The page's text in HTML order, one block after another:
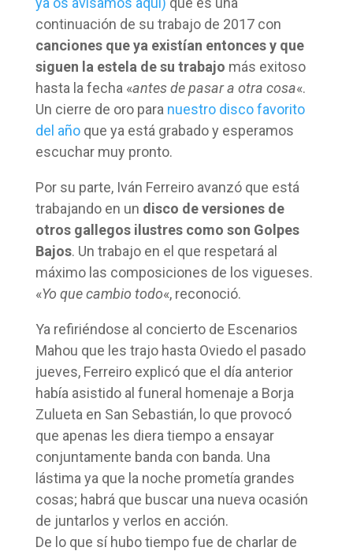
continuación de su trabajo de 2017 con
canciones que ya existían entonces y que
siguen la estela de su trabajo más exitoso
hasta la fecha «antes de pasar a otra cosa«.
Un cierre de oro para nuestro disco favorito
del añoque ya está grabado y esperamos
escuchar muy pronto.
Por su parte, Iván Ferreiro avanzó que está
trabajando en un disco de versiones de
otros gallegos ilustres como son Golpes
Bajos. Un trabajo en el que respetará al
máximo las composiciones de los vigueses.
«Yo que cambio todo«, reconoció.
Ya refiriéndose al concierto de Escenarios
Mahou que les trajo hasta Oviedo el pasado
jueves, Ferreiro explicó que el día anterior
había asistido al funeral homenaje a Borja
Zulueta en San Sebastián, lo que provocó
que apenas les diera tiempo a ensayar
conjuntamente banda con banda. Una
lástima ya que la noche prometía grandes
cosas; habrá que buscar una nueva ocasión
de juntarlos y verlos en acción.
De lo que sí hubo tiempo fue de charlar de